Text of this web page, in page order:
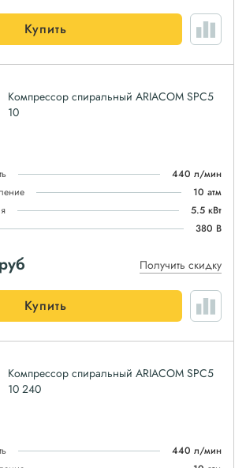
Купить
Компрессор спиральный ARIACOM SPC5
10
440 л/мин
10 атм
5.5 кВт
380 В
руб Получить скидку
Купить
Компрессор спиральный ARIACOM SPC5
10 240
440 л/мин